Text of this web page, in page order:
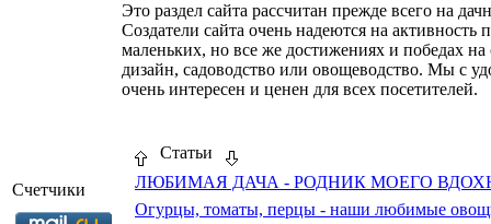
Счетчики
Это раздел сайта рассчитан прежде всего на
Создатели сайта очень надеются на
маленьких, но все же достижениях и победах
дизайн, садоводство или овощеводство. Мы с
очень интересен и ценен для всех посетителей.
Статьи
ЛЮБИМАЯ ДАЧА - РОДНИК МОЕГО
Огурцы, томаты, перцы - наши любимые